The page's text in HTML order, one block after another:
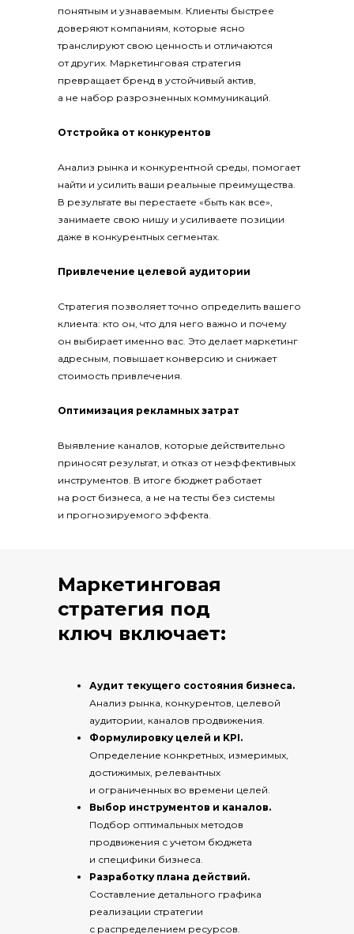
понятным и узнаваемым. Клиенты быстрее
доверяют компаниям, которые ясно
транслируют свою ценность и отличаются
от других. Маркетинговая стратегия
превращает бренд в устойчивый актив,
а не набор разрозненных коммуникаций.
Отстройка от конкурентов
Анализ рынка и конкурентной среды, помогает
найти и усилить ваши реальные преимущества.
В результате вы перестаете «быть как все»,
занимаете свою нишу и усиливаете позиции
даже в конкурентных сегментах.
Привлечение целевой аудитории
Стратегия позволяет точно определить вашего
клиента: кто он, что для него важно и почему
он выбирает именно вас. Это делает маркетинг
адресным, повышает конверсию и снижает
стоимость привлечения.
Оптимизация рекламных затрат
Выявление каналов, которые действительно
приносят результат, и отказ от неэффективных
инструментов. В итоге бюджет работает
на рост бизнеса, а не на тесты без системы
и прогнозируемого эффекта.
Маркетинговая
стратегия под
ключ включает:
Аудит текущего состояния бизнеса.
Анализ рынка, конкурентов, целевой
аудитории, каналов продвижения.
Формулировку целей и KPI.
Определение конкретных, измеримых,
достижимых, релевантных
и ограниченных во времени целей.
Выбор инструментов и каналов.
Подбор оптимальных методов
продвижения с учетом бюджета
и специфики бизнеса.
Разработку плана действий.
Составление детального графика
реализации стратегии
с распределением ресурсов.